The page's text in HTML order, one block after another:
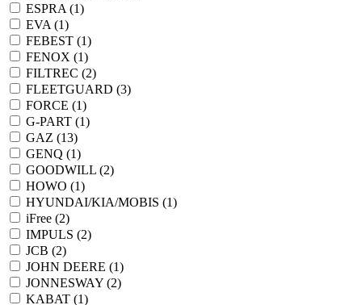
ESPRA (1)
EVA (1)
FEBEST (1)
FENOX (1)
FILTREC (2)
FLEETGUARD (3)
FORCE (1)
G-PART (1)
GAZ (13)
GENQ (1)
GOODWILL (2)
HOWO (1)
HYUNDAI/KIA/MOBIS (1)
iFree (2)
IMPULS (2)
JCB (2)
JOHN DEERE (1)
JONNESWAY (2)
KABAT (1)